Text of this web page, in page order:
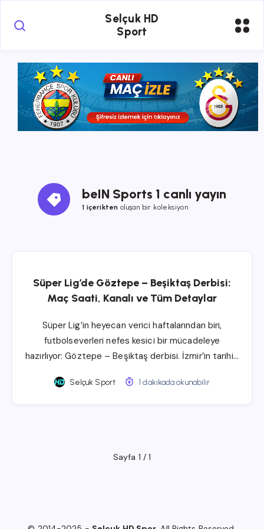
Selçuk HD
Sport
beIN Sports 1 canlı yayın
1 içerikten oluşan bir koleksiyon
Süper Lig’de Göztepe – Beşiktaş Derbisi:
Maç Saati, Kanalı ve Tüm Detaylar
Süper Lig’in heyecan verici haftalarından biri,
futbolseverleri nefes kesici bir mücadeleye
hazırlıyor: Göztepe – Beşiktaş derbisi. İzmir’in tarihi…
Selçuk Sport 1 dakikada okunabilir
Sayfa 1 / 1